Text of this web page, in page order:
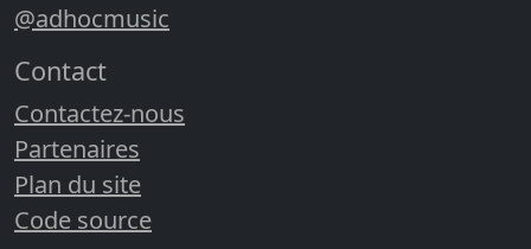
@adhocmusic
Contact
Contactez-nous
Partenaires
Plan du site
Code source